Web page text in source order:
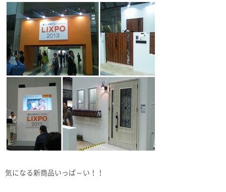
気になる新商品いっぱ～い！！